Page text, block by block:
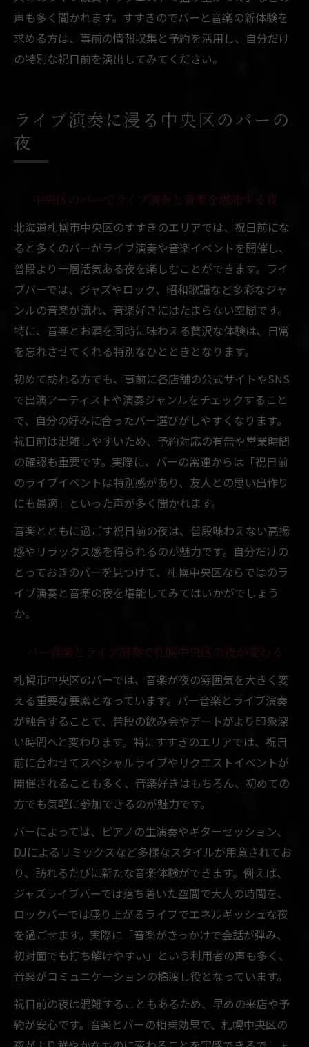
声も多く聞かれます。すすきのでバーと音楽の新体験を
求める方は、事前の情報収集と予約を活用し、自分だけ
の特別な祝日前を演出してみてください。
ライブ演奏に浸る中央区のバーの
夜
中央区のバーでライブ演奏と音楽を堪能する夜
北海道札幌市中央区のすすきのエリアでは、祝日前にな
ると多くのバーがライブ演奏や音楽イベントを開催し、
普段より一層活気ある夜を楽しむことができます。ライ
ブバーでは、ジャズやロック、昭和歌謡など多彩なジャ
ンルの音楽が流れ、音楽好きにはたまらない空間です。
特に、音楽とお酒を同時に味わえる贅沢な体験は、日常
を忘れさせてくれる特別なひとときとなります。
初めて訪れる方でも、事前に各店舗の公式サイトやSNS
で出演アーティストや演奏ジャンルをチェックすること
で、自分の好みに合ったバー選びがしやすくなります。
祝日前は混雑しやすいため、予約対応の有無や営業時間
の確認も重要です。実際に、バーの常連からは「祝日前
のライブイベントは特別感があり、友人との思い出作り
にも最適」といった声が多く聞かれます。
音楽とともに過ごす祝日前の夜は、普段味わえない高揚
感やリラックス感を得られるのが魅力です。自分だけの
とっておきのバーを見つけて、札幌中央区ならではのラ
イブ演奏と音楽の夜を堪能してみてはいかがでしょう
か。
バー音楽とライブ演奏で札幌中央区の夜が変わる
札幌市中央区のバーでは、音楽が夜の雰囲気を大きく変
える重要な要素となっています。バー音楽とライブ演奏
が融合することで、普段の飲み会やデートがより印象深
い時間へと変わります。特にすすきのエリアでは、祝日
前に合わせてスペシャルライブやリクエストイベントが
開催されることも多く、音楽好きはもちろん、初めての
方でも気軽に参加できるのが魅力です。
バーによっては、ピアノの生演奏やギターセッション、
DJによるリミックスなど多様なスタイルが用意されてお
り、訪れるたびに新たな音楽体験ができます。例えば、
ジャズライブバーでは落ち着いた空間で大人の時間を、
ロックバーでは盛り上がるライブでエネルギッシュな夜
を過ごせます。実際に「音楽がきっかけで会話が弾み、
初対面でも打ち解けやすい」という利用者の声も多く、
音楽がコミュニケーションの橋渡し役となっています。
祝日前の夜は混雑することもあるため、早めの来店や予
約が安心です。音楽とバーの相乗効果で、札幌中央区の